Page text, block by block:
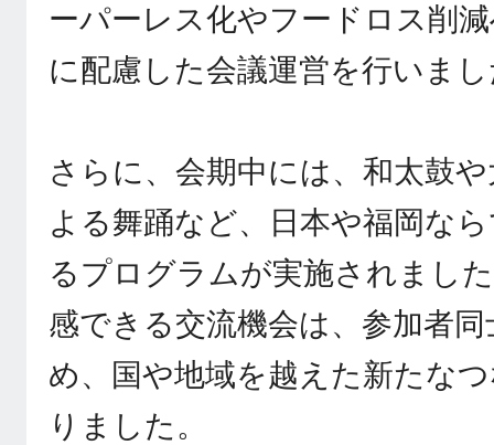
ーパーレス化やフードロス削
に配慮した会議運営を行いま
さらに、会期中には、和太鼓
よる舞踊など、日本や福岡な
るプログラムが実施されまし
感できる交流機会は、参加者
め、国や地域を越えた新たな
りました。